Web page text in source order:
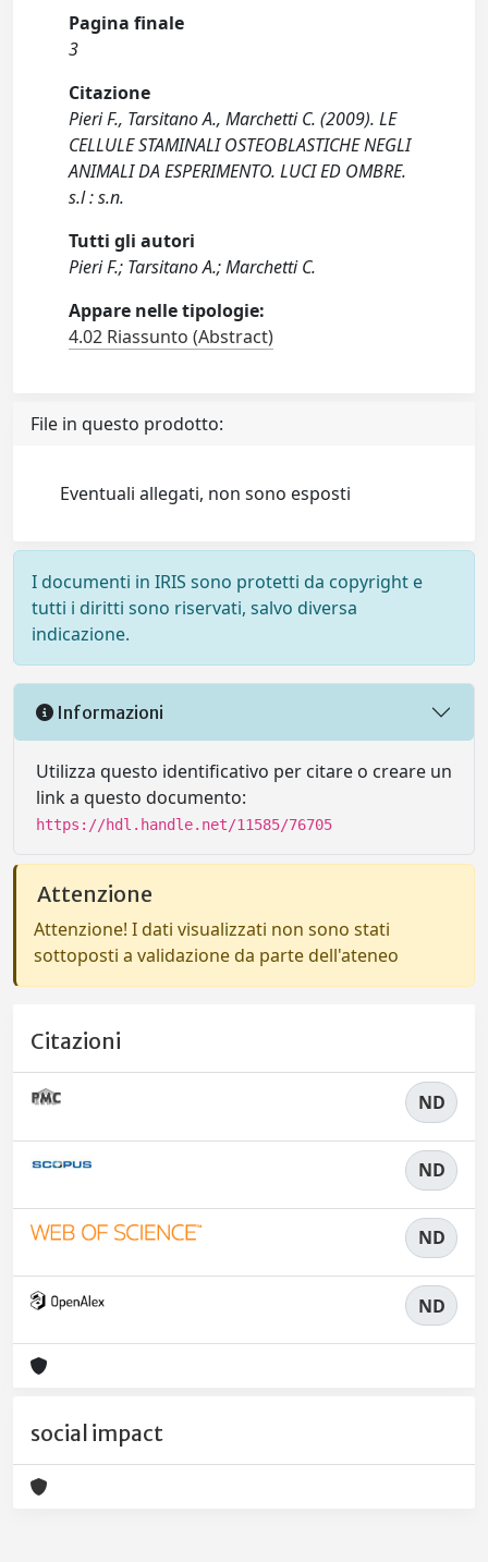
Pagina finale
3
Citazione
Pieri F., Tarsitano A., Marchetti C. (2009). LE
CELLULE STAMINALI OSTEOBLASTICHE NEGLI
ANIMALI DA ESPERIMENTO. LUCI ED OMBRE.
s.l : s.n.
Tutti gli autori
Pieri F.; Tarsitano A.; Marchetti C.
Appare nelle tipologie:
4.02 Riassunto (Abstract)
File in questo prodotto:
Eventuali allegati, non sono esposti
I documenti in IRIS sono protetti da copyright e
tutti i diritti sono riservati, salvo diversa
indicazione.
Informazioni
Utilizza questo identificativo per citare o creare un
link a questo documento:
https://hdl.handle.net/11585/76705
Attenzione
Attenzione! I dati visualizzati non sono stati
sottoposti a validazione da parte dell'ateneo
Citazioni
ND
ND
ND
ND
social impact